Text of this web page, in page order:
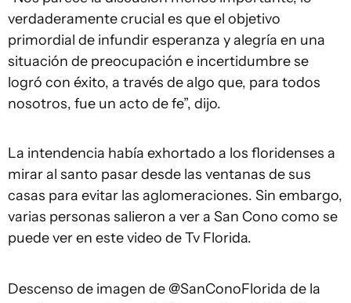
verdaderamente crucial es que el objetivo
primordial de infundir esperanza y alegría en una
situación de preocupación e incertidumbre se
logró con éxito, a través de algo que, para todos
nosotros, fue un acto de fe”, dijo.
La intendencia había exhortado a los floridenses a
mirar al santo pasar desde las ventanas de sus
casas para evitar las aglomeraciones. Sin embargo,
varias personas salieron a ver a San Cono como se
puede ver en este video de Tv Florida.
Descenso de imagen de @SanConoFlorida de la